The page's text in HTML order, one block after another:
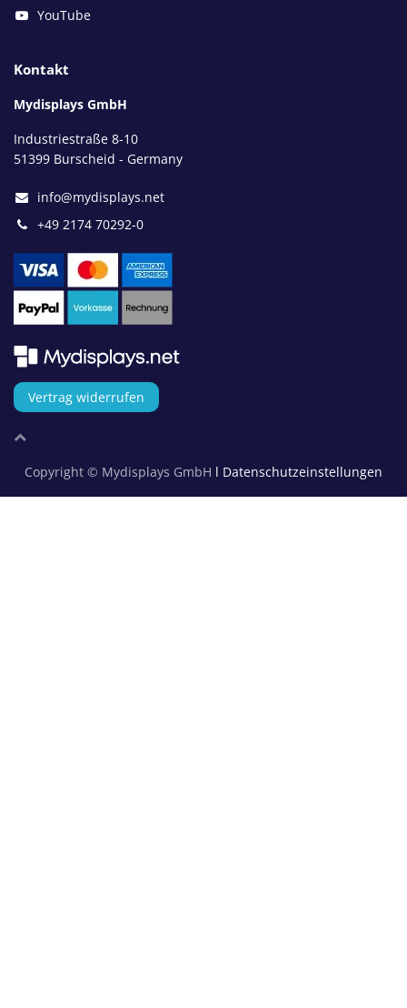
YouTube
Kontakt
Mydisplays GmbH
Industriestraße 8-10
51399 Burscheid - Germany
info@mydisplays.net
+49 2174 70292-0
Vertrag widerrufen
Copyright © Mydisplays GmbH l Datenschutzeinstellungen